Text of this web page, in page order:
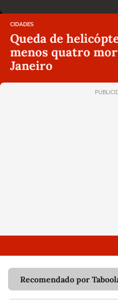
CIDADES
Queda de
menos quatro
Janeiro
Recomendado por